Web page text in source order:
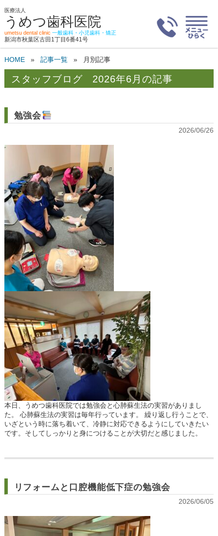
医療法人
うめつ歯科医院
umetsu dental clinic 一般歯科・小児歯科・矯正
新潟市秋葉区古田1丁目6番41号
HOME » 記事一覧 » 月別記事
2026年6月の記事
勉強会
2026/06/26
本日、うめつ歯科医院では勉強会と心肺蘇生法の実習がありまし
た。 心肺蘇生法の実習は毎年行っています。 繰り返し行うことで、
いざという時に落ち着いて、冷静に対応できるようにしていきたい
です。そしてしっかりと身につけることが大切だと感じました。
リフォームと口腔機能低下症の勉強会
2026/06/05